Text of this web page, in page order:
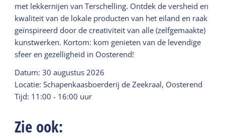
met lekkernijen van Terschelling. Ontdek de versheid en
kwaliteit van de lokale producten van het eiland en raak
geïnspireerd door de creativiteit van alle (zelfgemaakte)
kunstwerken. Kortom: kom genieten van de levendige
sfeer en gezelligheid in Oosterend!
Datum: 30 augustus 2026
Locatie: Schapenkaasboerderij de Zeekraal, Oosterend
Tijd: 11:00 - 16:00 uur
Zie ook: